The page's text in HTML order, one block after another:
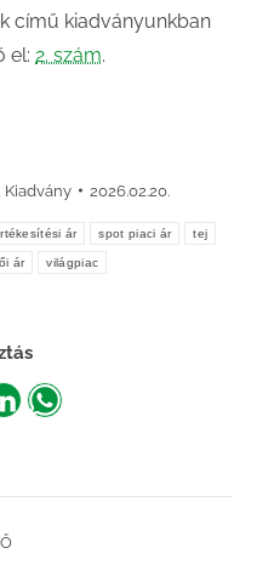
című kiadványunkban
el: 2. szám.
Kiadvány 2026.02.20.
ár spot piaci ár tej
ár világpiac
ShareShare